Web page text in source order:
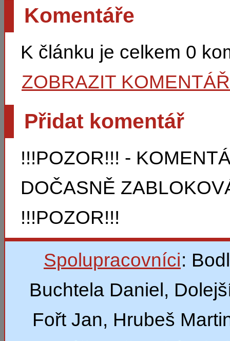
Komentáře
K článku je celkem 0
ZOBRAZIT
Přidat komentář
!!!POZOR!!! -
DOČASNĚ
!!!POZOR!!!
Spolupracovníci:
Buchtela Daniel,
Fořt Jan, Hrubeš